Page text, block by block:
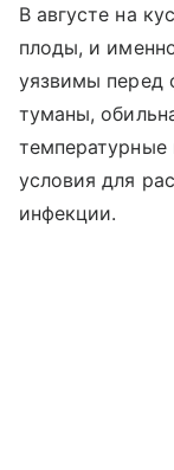
В августе на
плоды, и
уязвимы перед
туманы,
условия для
инфекции.